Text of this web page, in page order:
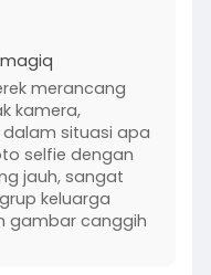
merancang
kamera,
situasi apa
selfie dengan
jauh, sangat
keluarga
gambar canggih